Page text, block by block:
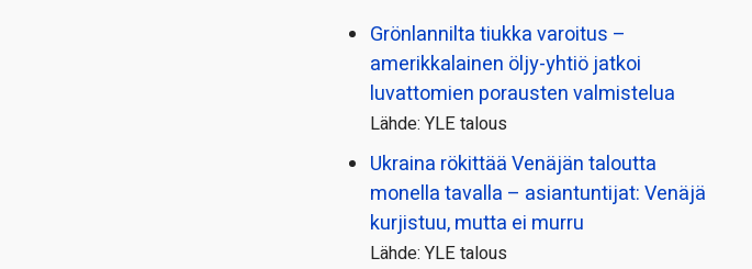
Grönlannilta tiukka varoitus –
amerikkalainen öljy-yhtiö jatkoi
luvattomien porausten valmistelua
Lähde: YLE talous
Ukraina rökittää Venäjän taloutta
monella tavalla – asiantuntijat: Venäjä
kurjistuu, mutta ei murru
Lähde: YLE talous